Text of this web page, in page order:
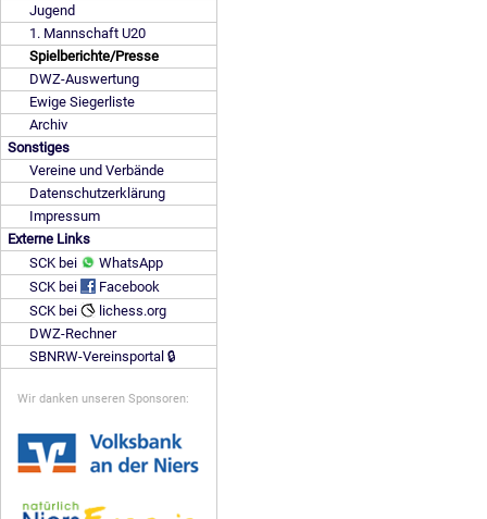
Jugend
1. Mannschaft U20
Spielberichte/Presse
DWZ-Auswertung
Ewige Siegerliste
Archiv
Sonstiges
Vereine und Verbände
Datenschutzerklärung
Impressum
Externe Links
SCK bei
WhatsApp
SCK bei
Facebook
SCK bei
lichess.org
DWZ-Rechner
SBNRW-Vereinsportal 🔒
Wir danken unseren Sponsoren: